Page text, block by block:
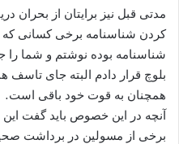
مدتی قبل نیز برایتان از بحران
کردن شناسنامه برخی کسانی که
شناسنامه بوده نوشتم و شما
بلوچ قرار دادم البته جای
همچنان به قوت خود باقی است.
آنچه در این خصوص باید گفت
برخی از مسولین در برداشت